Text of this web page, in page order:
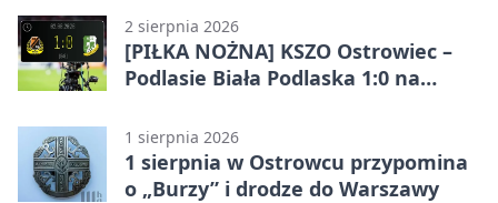
2 sierpnia 2026
[PIŁKA NOŻNA] KSZO Ostrowiec –
Podlasie Biała Podlaska 1:0 na
(Grupa IV)
1 sierpnia 2026
1 sierpnia w Ostrowcu przypomina
o „Burzy” i drodze do Warszawy